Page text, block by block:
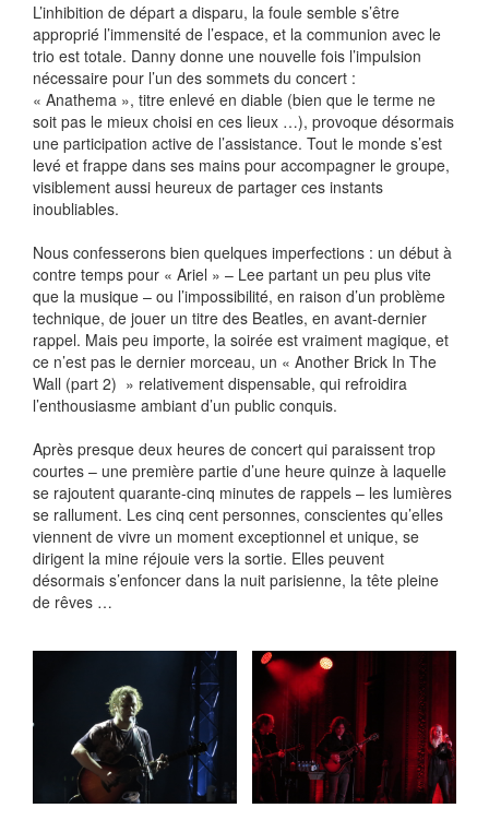
L’inhibition de départ a disparu, la foule semble s’être
approprié l’immensité de l’espace, et la communion avec le
trio est totale. Danny donne une nouvelle fois l’impulsion
nécessaire pour l’un des sommets du concert :
« Anathema », titre enlevé en diable (bien que le terme ne
soit pas le mieux choisi en ces lieux …), provoque désormais
une participation active de l’assistance. Tout le monde s’est
levé et frappe dans ses mains pour accompagner le groupe,
visiblement aussi heureux de partager ces instants
inoubliables.
Nous confesserons bien quelques imperfections : un début à
contre temps pour « Ariel » – Lee partant un peu plus vite
que la musique – ou l’impossibilité, en raison d’un problème
technique, de jouer un titre des Beatles, en avant-dernier
rappel. Mais peu importe, la soirée est vraiment magique, et
ce n’est pas le dernier morceau, un « Another Brick In The
Wall (part 2) » relativement dispensable, qui refroidira
l’enthousiasme ambiant d’un public conquis.
Après presque deux heures de concert qui paraissent trop
courtes – une première partie d’une heure quinze à laquelle
se rajoutent quarante-cinq minutes de rappels – les lumières
se rallument. Les cinq cent personnes, conscientes qu’elles
viennent de vivre un moment exceptionnel et unique, se
dirigent la mine réjouie vers la sortie. Elles peuvent
désormais s’enfoncer dans la nuit parisienne, la tête pleine
de rêves …